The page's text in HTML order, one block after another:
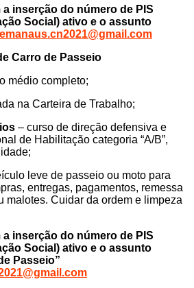
inserção do número de PIS
Social) ativo e o assunto
Carro de Passeio
médio completo;
na Carteira de Trabalho;
– curso de direção defensiva e
de Habilitação categoria “A/B”,
leve de passeio ou moto para
entregas, pagamentos, remessa
malotes. Cuidar da ordem e limpeza
inserção do número de PIS
Social) ativo e o assunto
Passeio”